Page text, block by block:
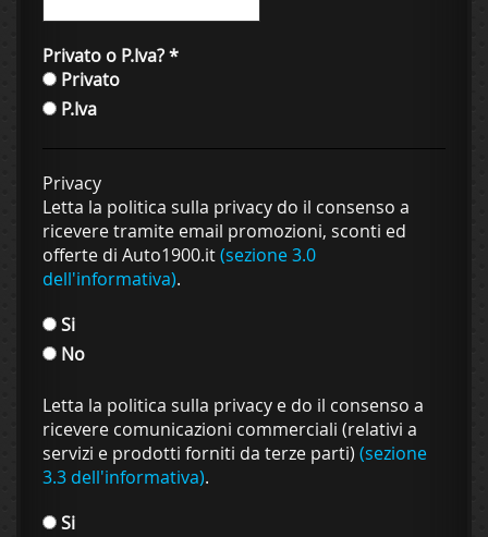
Privato o P.Iva?*
Privato
P.Iva
Privacy
Letta la politica sulla privacy do il consenso a
ricevere tramite email promozioni, sconti ed
offerte di Auto1900.it(sezione 3.0
dell'informativa).
Si
No
Letta la politica sulla privacy e do il consenso a
ricevere comunicazioni commerciali (relativi a
servizi e prodotti forniti da terze parti) (sezione
3.3 dell'informativa).
Si